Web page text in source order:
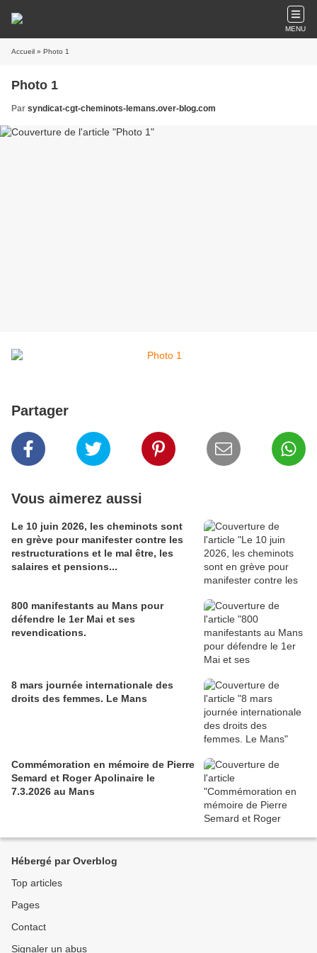
MENU
Accueil » Photo 1
Photo 1
Par syndicat-cgt-cheminots-lemans.over-blog.com
Partager
Vous aimerez aussi
Le 10 juin 2026, les cheminots sont
en grève pour manifester contre les
restructurations et le mal être, les
salaires et pensions...
800 manifestants au Mans pour
défendre le 1er Mai et ses
revendications.
8 mars journée internationale des
droits des femmes. Le Mans
Commémoration en mémoire de Pierre
Semard et Roger Apolinaire le
7.3.2026 au Mans
Hébergé par Overblog
Top articles
Pages
Contact
Signaler un abus